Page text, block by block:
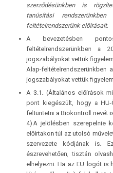
szerződésünkben is
tanúsítási
feltételrendszerünk előírásait.
A bevezetésben
feltételrendszerünkben a
jogszabályokat vettük
Alap-feltételrendszerünkben
jogszabályokat vettük
A 3.1. (Általános előírások
pont kiegészült, hogy a
feltüntetni a Biokontroll nevét
4) A jelölésben szerepelnie
előírtakon túl az utolsó
szervezete kódjának is.
észrevehetően, tisztán
elhelyezni. Ha az EU logót is